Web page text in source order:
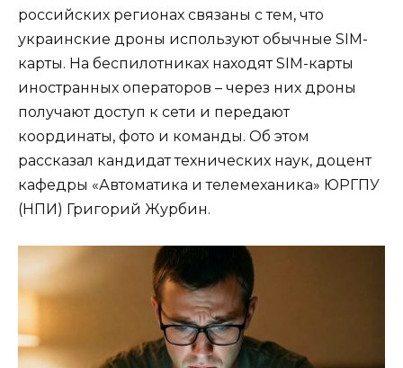
российских регионах связаны с тем, что
украинские дроны используют обычные SIM-
карты. На беспилотниках находят SIM-карты
иностранных операторов – через них дроны
получают доступ к сети и передают
координаты, фото и команды. Об этом
рассказал кандидат технических наук, доцент
кафедры «Автоматика и телемеханика» ЮРГПУ
(НПИ) Григорий Журбин.